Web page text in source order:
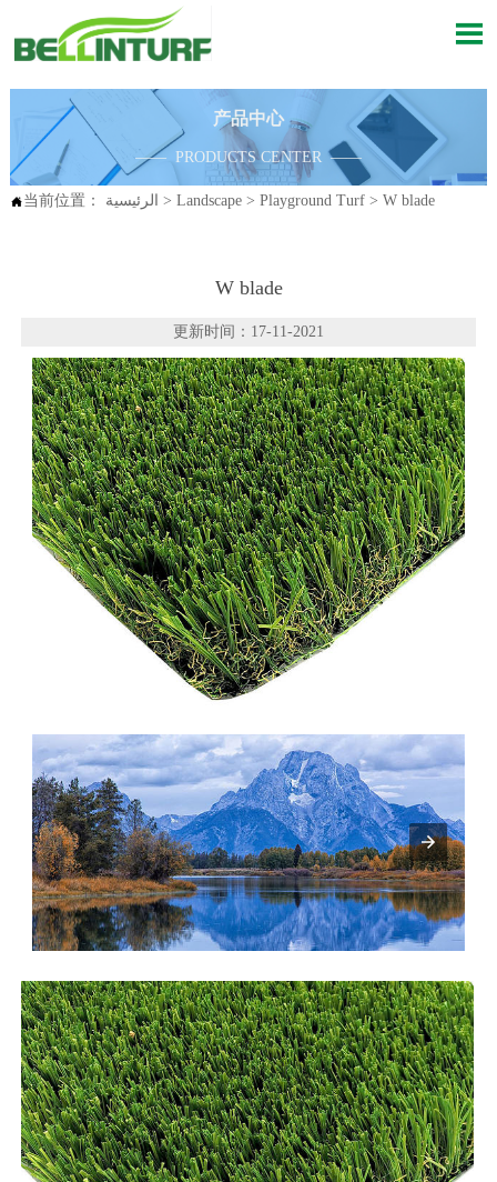

产品中心
—— PRODUCTS CENTER ——
当前位置： الرئيسية > Landscape> Playground Turf> W blade
W blade
更新时间：17-11-2021